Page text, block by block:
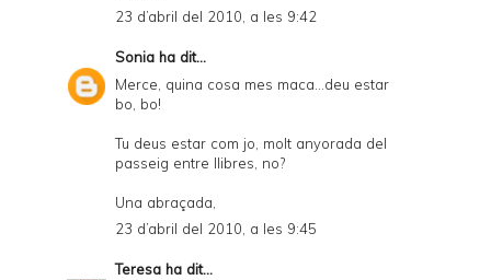
23 d’abril del 2010, a les 9:42
Sonia ha dit...
Merce, quina cosa mes maca...deu estar
bo, bo!
Tu deus estar com jo, molt anyorada del
passeig entre llibres, no?
Una abraçada,
23 d’abril del 2010, a les 9:45
Teresa ha dit...